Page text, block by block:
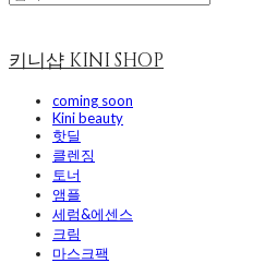
키니샵 KINI SHOP
coming soon
Kini beauty
핫딜
클렌징
토너
앰플
세럼&에센스
크림
마스크팩